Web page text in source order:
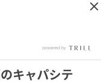
キャパシテ